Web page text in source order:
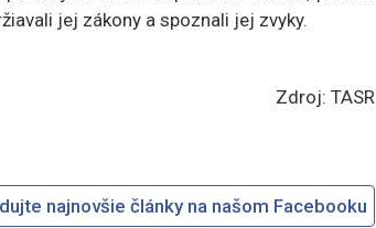
jej zákony a spoznali jej zvyky.
Zdroj: TASR
najnovšie články na našom Facebooku